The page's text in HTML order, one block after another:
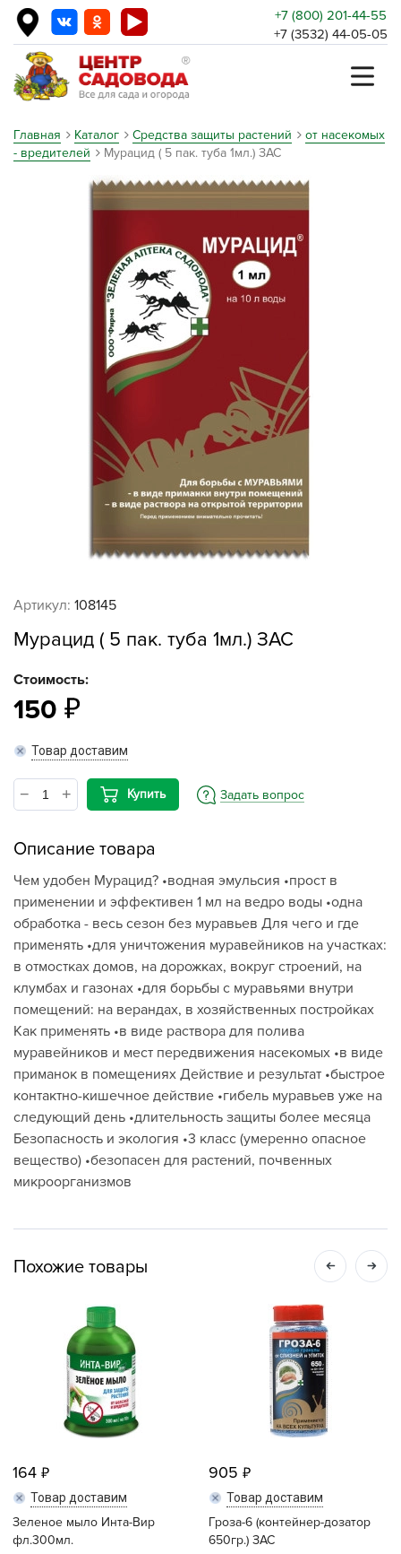
+7 (800) 201-44-55
+7 (3532) 44-05-05
Главная Каталог Средства защиты растений
от насекомых
- вредителей
Мурацид ( 5 пак. туба 1мл.) ЗАС
Артикул: 108145
Мурацид ( 5 пак. туба 1мл.) ЗАС
Стоимость:
150
Товар доставим
Купить Задать вопрос
Описание товара
Чем удобен Мурацид? •водная эмульсия •прост в
применении и эффективен 1 мл на ведро воды •одна
обработка - весь сезон без муравьев Для чего и где
применять •для уничтожения муравейников на участках:
в отмостках домов, на дорожках, вокруг строений, на
клумбах и газонах •для борьбы с муравьями внутри
помещений: на верандах, в хозяйственных постройках
Как применять •в виде раствора для полива
муравейников и мест передвижения насекомых •в виде
приманок в помещениях Действие и результат •быстрое
контактно-кишечное действие •гибель муравьев уже на
следующий день •длительность защиты более месяца
Безопасность и экология •3 класс (умеренно опасное
вещество) •безопасен для растений, почвенных
микроорганизмов
Похожие товары
164
Товар доставим
Зеленое мыло Инта-Вир
фл.300мл.
905
Товар доставим
Гроза-6 (контейнер-дозатор
650гр.) ЗАС